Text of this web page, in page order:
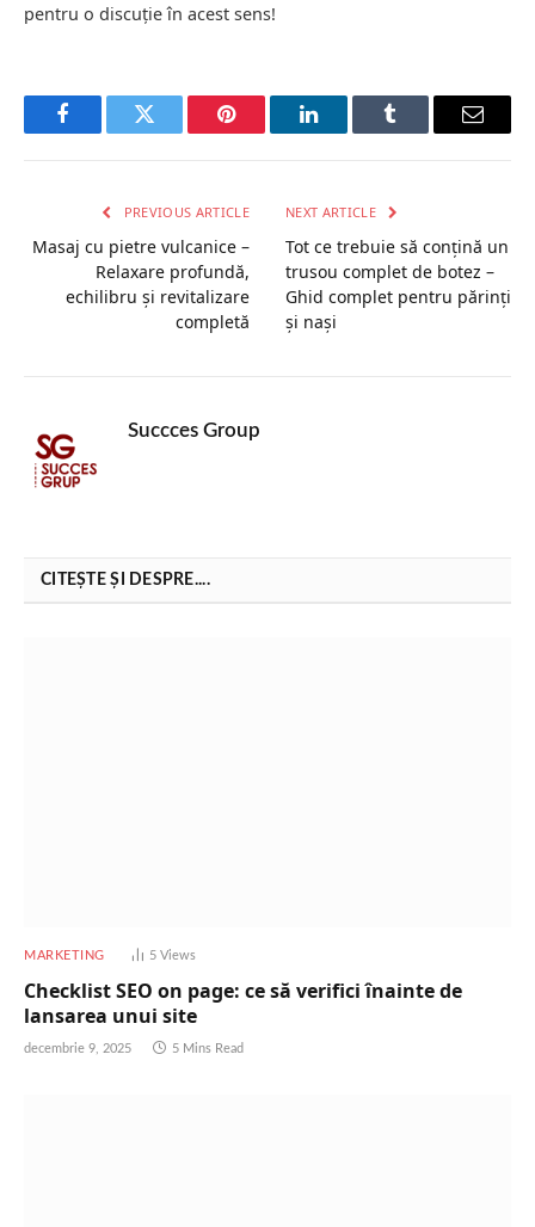
pentru o discuție în acest sens!
FacebookTwitter Pinterest LinkedInTumblr Email
PREVIOUS ARTICLE
Masaj cu pietre vulcanice –
Relaxare profundă,
echilibru și revitalizare
completă
NEXT ARTICLE
Tot ce trebuie să conțină un
trusou complet de botez –
Ghid complet pentru părinți
și nași
Succces Group
CITEȘTE ȘI DESPRE....
MARKETING 5 Views
Checklist SEO on page: ce să verifici înainte de
lansarea unui site
decembrie 9, 2025 5 Mins Read